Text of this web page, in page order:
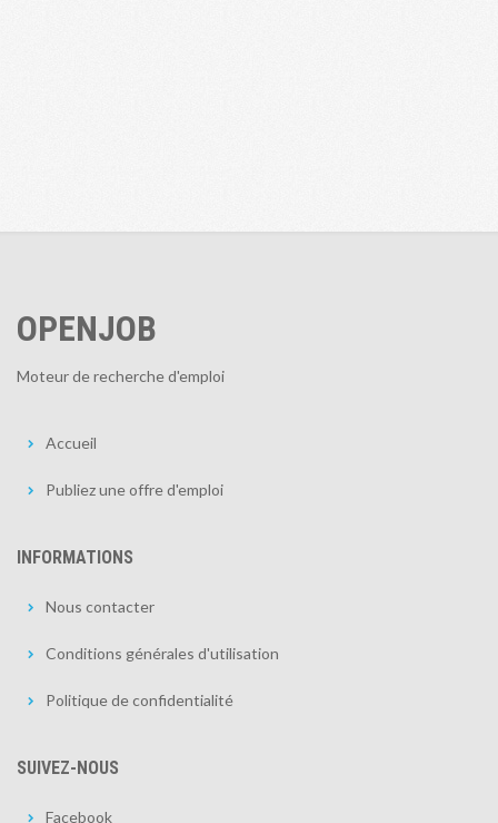
OPENJOB
Moteur de recherche d'emploi
Accueil
Publiez une offre d'emploi
INFORMATIONS
Nous contacter
Conditions générales d'utilisation
Politique de confidentialité
SUIVEZ-NOUS
Facebook